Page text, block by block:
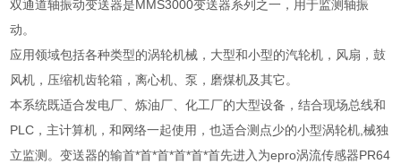
双通道轴振动变送器是MMS3000变送器系列之一，用于监测轴振
动。
应用领域包括各种类型的涡轮机械，大型和小型的汽轮机，风扇，鼓
风机，压缩机齿轮箱，离心机、泵，磨煤机及其它。
本系统既适合发电厂、炼油厂、化工厂的大型设备，结合现场总线和
PLC，主计算机，和网络一起使用，也适合测点少的小型涡轮机,械独
立监测。变送器的输首*首*首*首*首*首先进入为epro涡流传感器PR64